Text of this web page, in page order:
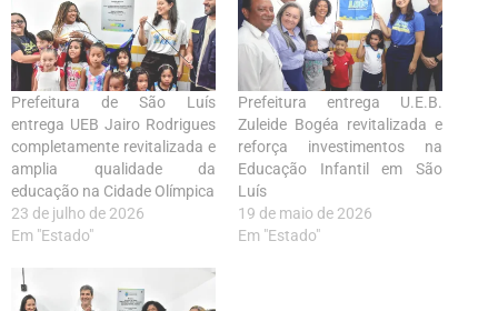
Prefeitura de São Luís
entrega UEB Jairo Rodrigues
completamente revitalizada e
amplia qualidade da
educação na Cidade Olímpica
23 de julho de 2026
Em "Estado"
Prefeitura entrega U.E.B.
Zuleide Bogéa revitalizada e
reforça investimentos na
Educação Infantil em São
Luís
19 de maio de 2026
Em "Estado"